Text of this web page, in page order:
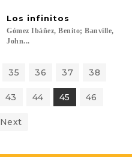
Los infinitos
Gómez Ibáñez, Benito; Banville,
John...
35 36 37 38
43 44 45 46
Next